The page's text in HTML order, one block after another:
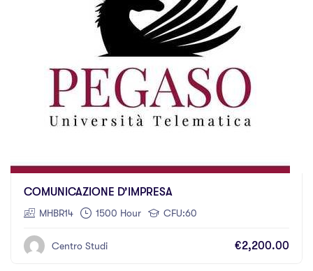
COMUNICAZIONE D’IMPRESA
MHBR14 1500 Hour CFU:60
Centro Studi €2,200.00